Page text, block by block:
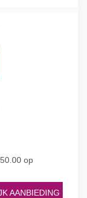
op
AANBIEDING